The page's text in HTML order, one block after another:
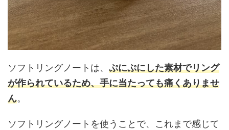
ソフトリングノートは、 ぷにぷにした素材でリング
が作られているため、手に当たっても痛くありませ
ん。
ソフトリングノートを使うことで、これまで感じて